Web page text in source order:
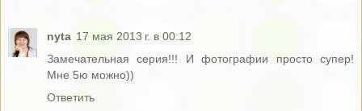
nyta 17 мая 2013 г. в 00:12
Замечательная серия!!! И фотографии просто супер!
Мне 5ю можно))
Ответить